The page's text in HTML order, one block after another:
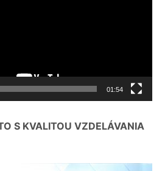
01:54
S KVALITOU VZDELÁVANIA